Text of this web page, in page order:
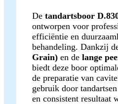
De tandartsboor
ontworpen voor
efficiëntie en
behandeling. Dankzij
Grain) en de lange
biedt deze boor
de preparatie van
gebruik door
en consistent resultaat